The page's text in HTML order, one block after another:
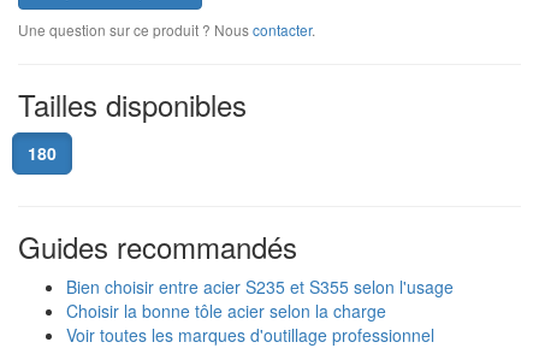
Une question sur ce produit ? Nouscontacter.
Tailles disponibles
180
Guides recommandés
Bien choisir entre acier S235 et S355 selon l'usage
Choisir la bonne tôle acier selon la charge
Voir toutes les marques d'outillage professionnel